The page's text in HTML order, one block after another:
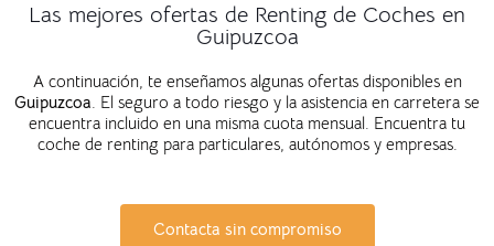
Las mejores ofertas de Renting de Coches en
Guipuzcoa
A continuación, te enseñamos algunas ofertas disponibles en
Guipuzcoa. El seguro a todo riesgo y la asistencia en carretera se
encuentra incluido en una misma cuota mensual. Encuentra tu
coche de renting para particulares, autónomos y empresas.
Contacta sin compromiso